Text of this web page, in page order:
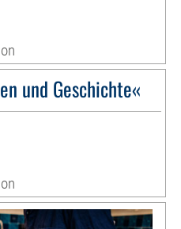
und Geschichte«